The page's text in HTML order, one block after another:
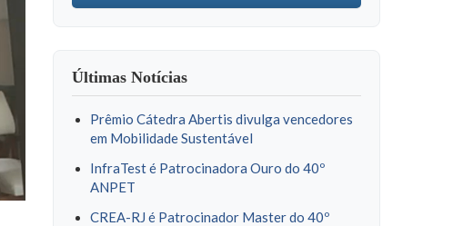
Últimas Notícias
Prêmio Cátedra Abertis divulga vencedores
em Mobilidade Sustentável
InfraTest é Patrocinadora Ouro do 40º
ANPET
CREA-RJ é Patrocinador Master do 40º